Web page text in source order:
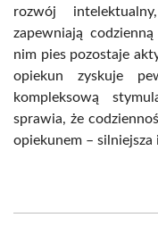
rozwój
zapewniają
nim pies pozostaje
opiekun zyskuje
kompleksową
sprawia, że
opiekunem – silniejsza